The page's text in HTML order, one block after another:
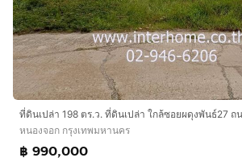
หนองจอก กรุงเทพมหานคร
฿ 990,000